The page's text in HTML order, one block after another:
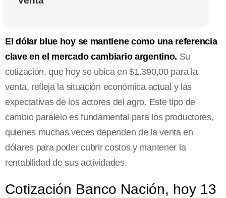
El dólar blue hoy se mantiene como una referencia
clave en el mercado cambiario argentino. Su
cotización, que hoy se ubica en $1.390,00 para la
venta, refleja la situación económica actual y las
expectativas de los actores del agro. Este tipo de
cambio paralelo es fundamental para los productores,
quienes muchas veces dependen de la venta en
dólares para poder cubrir costos y mantener la
rentabilidad de sus actividades.
Cotización Banco Nación, hoy 13